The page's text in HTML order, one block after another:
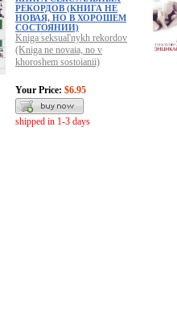
РЕКОРДОВ (КНИГА НЕ
НОВАЯ, НО В ХОРОШЕМ
СОСТОЯНИИ)
Kniga seksual'nykh rekordov
(Kniga ne novaia, no v
khoroshem sostoianii)
Your Price: $6.95
shipped in 1-3 days